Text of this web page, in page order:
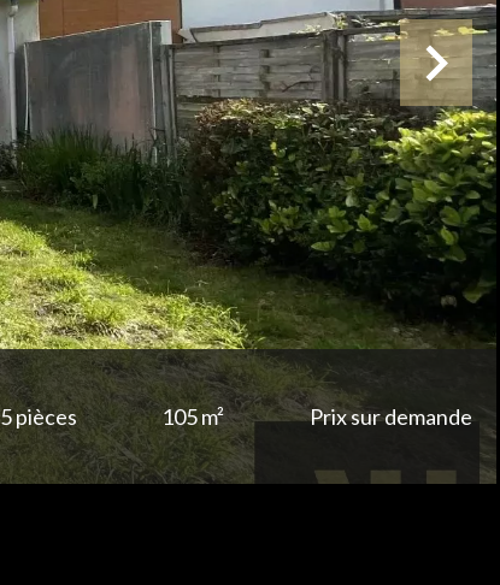
5 pièces 105 m² Prix sur demande